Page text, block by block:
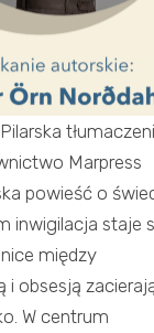
Marpress
powieść o
inwigilacja staje
między
i obsesją
W centrum